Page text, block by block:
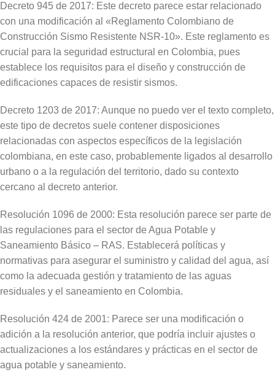
Decreto 945 de 2017: Este decreto parece estar relacionado
con una modificación al «Reglamento Colombiano de
Construcción Sismo Resistente NSR-10». Este reglamento es
crucial para la seguridad estructural en Colombia, pues
establece los requisitos para el diseño y construcción de
edificaciones capaces de resistir sismos.
Decreto 1203 de 2017: Aunque no puedo ver el texto completo,
este tipo de decretos suele contener disposiciones
relacionadas con aspectos específicos de la legislación
colombiana, en este caso, probablemente ligados al desarrollo
urbano o a la regulación del territorio, dado su contexto
cercano al decreto anterior.
Resolución 1096 de 2000: Esta resolución parece ser parte de
las regulaciones para el sector de Agua Potable y
Saneamiento Básico – RAS. Establecerá políticas y
normativas para asegurar el suministro y calidad del agua, así
como la adecuada gestión y tratamiento de las aguas
residuales y el saneamiento en Colombia.
Resolución 424 de 2001: Parece ser una modificación o
adición a la resolución anterior, que podría incluir ajustes o
actualizaciones a los estándares y prácticas en el sector de
agua potable y saneamiento.